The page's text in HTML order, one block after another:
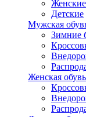
Женские
Детские
Мужская
Зимние
Женская обувь